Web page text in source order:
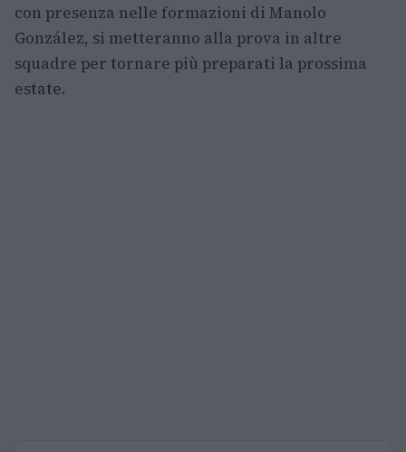
con presenza nelle formazioni di Manolo
González, si metteranno alla prova in altre
squadre per tornare più preparati la prossima
estate.